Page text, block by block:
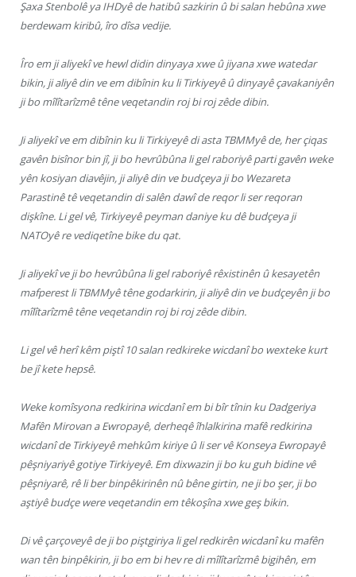
Şaxa Stenbolê ya IHDyê de hatibû sazkirin û bi salan hebûna xwe
berdewam kiribû, îro dîsa vedije.
Îro em ji aliyekî ve hewl didin dinyaya xwe û jiyana xwe watedar
bikin, ji aliyê din ve em dibînin ku li Tirkiyeyê û dinyayê çavakaniyên
ji bo mîlîtarîzmê têne veqetandin roj bi roj zêde dibin.
Ji aliyekî ve em dibînin ku li Tirkiyeyê di asta TBMMyê de, her çiqas
gavên bisînor bin jî, ji bo hevrûbûna li gel raboriyê parti gavên weke
yên kosiyan diavêjin, ji aliyê din ve budçeya ji bo Wezareta
Parastinê tê veqetandin di salên dawî de reqor li ser reqoran
dişkîne. Li gel vê, Tirkiyeyê peyman daniye ku dê budçeya ji
NATOyê re vediqetîne bike du qat.
Ji aliyekî ve ji bo hevrûbûna li gel raboriyê rêxistinên û kesayetên
mafperest li TBMMyê têne godarkirin, ji aliyê din ve budçeyên ji bo
mîlîtarîzmê têne veqetandin roj bi roj zêde dibin.
Li gel vê herî kêm piştî 10 salan redkireke wicdanî bo wexteke kurt
be jî kete hepsê.
Weke komîsyona redkirina wicdanî em bi bîr tînin ku Dadgeriya
Mafên Mirovan a Ewropayê, derheqê îhlalkirina mafê redkirina
wicdanî de Tirkiyeyê mehkûm kiriye û li ser vê Konseya Ewropayê
pêşniyariyê gotiye Tirkiyeyê. Em dixwazin ji bo ku guh bidine vê
pêşniyarê, rê li ber binpêkirinên nû bêne girtin, ne ji bo şer, ji bo
aştiyê budçe were veqetandin em têkoşîna xwe geş bikin.
Di vê çarçoveyê de ji bo piştgiriya li gel redkirên wicdanî ku mafên
wan tên binpêkirin, ji bo em bi hev re di mîlîtarîzmê bigihên, em